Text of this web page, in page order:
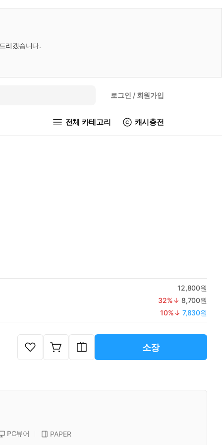
리겠습니다.
로그인 / 회원가입
전체 카테고리 캐시충전
12,800원
32%↓ 8,700원
10%↓ 7,830원
소장
PC뷰어 PAPER